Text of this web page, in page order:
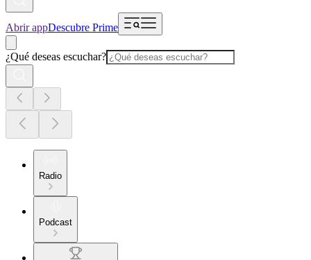
Abrir appDescubre Prime
¿Qué deseas escuchar?
Radio
Podcast